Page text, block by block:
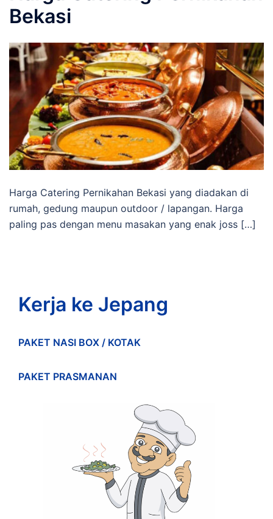
Bekasi
Harga Catering Pernikahan Bekasi yang diadakan di
rumah, gedung maupun outdoor / lapangan. Harga
paling pas dengan menu masakan yang enak joss […]
Kerja ke Jepang
PAKET NASI BOX / KOTAK
PAKET PRASMANAN